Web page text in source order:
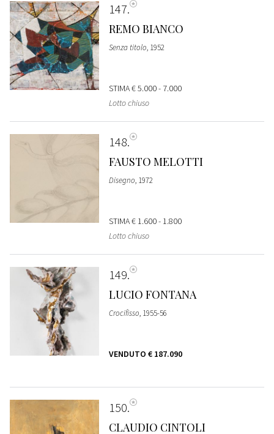
147
REMO BIANCO
Senza titolo, 1952
STIMA€ 5.000 - 7.000
Lotto chiuso
148
FAUSTO MELOTTI
Disegno, 1972
STIMA€ 1.600 - 1.800
Lotto chiuso
149
LUCIO FONTANA
Crocifisso, 1955-56
VENDUTO € 187.090
150
CLAUDIO CINTOLI